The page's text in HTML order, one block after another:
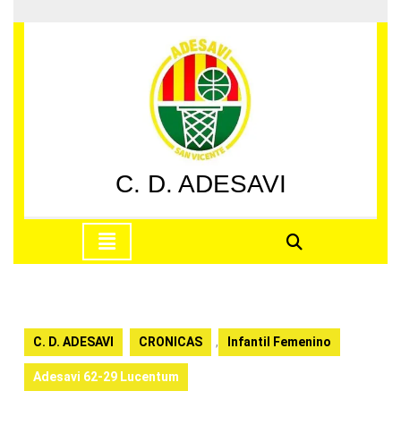
al
C. D. ADESAVI
apertura
C. D. ADESAVI CRONICAS , Infantil Femenino
Adesavi 62-29 Lucentum